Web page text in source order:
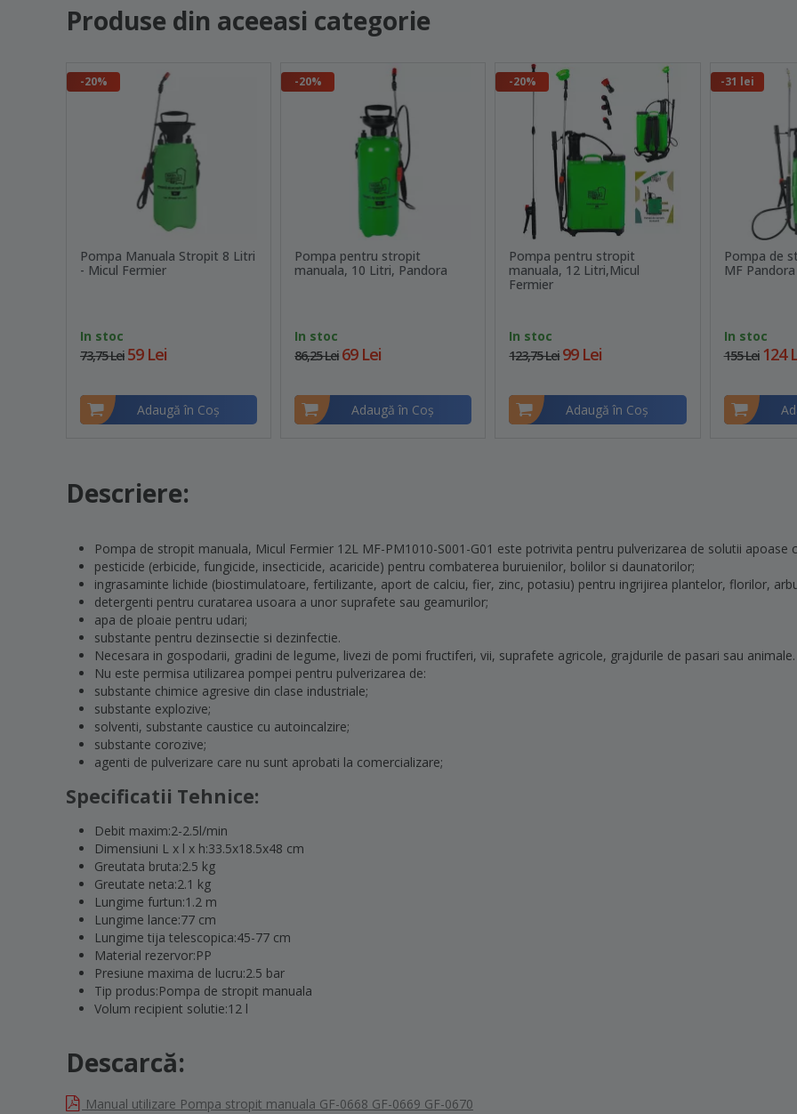
Produse din aceeasi categorie
-20%
Pompa Manuala Stropit 8 Litri
- Micul Fermier
In stoc
73,75 Lei 59 Lei
Adaugă în Coş
-20%
Pompa pentru stropit
manuala, 10 Litri, Pandora
In stoc
86,25 Lei 69 Lei
Adaugă în Coş
-20%
Pompa pentru stropit
manuala, 12 Litri,Micul
Fermier
In stoc
123,75 Lei99 Lei
Adaugă în Coş
-31 lei
Pompa de
MF
In stoc
155 Lei 124
Descriere:
Pompa de stropit manuala, Micul Fermier 12L MF-PM1010-S001-G01 este potrivita pentru pulverizarea de solutii apoase
pesticide (erbicide, fungicide, insecticide, acaricide) pentru combaterea buruienilor, bolilor si daunatorilor;
ingrasaminte lichide (biostimulatoare, fertilizante, aport de calciu, fier, zinc, potasiu) pentru ingrijirea plantelor, florilor,
detergenti pentru curatarea usoara a unor suprafete sau geamurilor;
apa de ploaie pentru udari;
substante pentru dezinsectie si dezinfectie.
Necesara in gospodarii, gradini de legume, livezi de pomi fructiferi, vii, suprafete agricole, grajdurile de pasari sau animale.
Nu este permisa utilizarea pompei pentru pulverizarea de:
substante chimice agresive din clase industriale;
substante explozive;
solventi, substante caustice cu autoincalzire;
substante corozive;
agenti de pulverizare care nu sunt aprobati la comercializare;
Specificatii Tehnice:
Debit maxim:2-2.5l/min
Dimensiuni L x l x h:33.5x18.5x48 cm
Greutata bruta:2.5 kg
Greutate neta:2.1 kg
Lungime furtun:1.2 m
Lungime lance:77 cm
Lungime tija telescopica:45-77 cm
Material rezervor:PP
Presiune maxima de lucru:2.5 bar
Tip produs:Pompa de stropit manuala
Volum recipient solutie:12 l
Descarcă:
Manual utilizare Pompa stropit manuala GF-0668 GF-0669 GF-0670